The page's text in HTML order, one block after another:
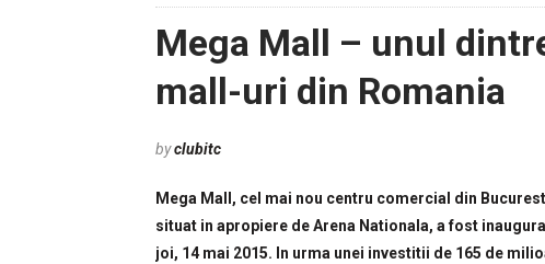
Mega Mall – unul
mall-uri din Romania
byclubitc
Mega Mall, cel mai nou centru comercial din
situat in apropiere de Arena Nationala, a fost
joi, 14 mai 2015. In urma unei investitii de 165 de